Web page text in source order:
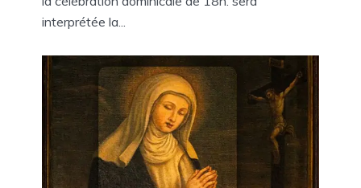
interprétée la...